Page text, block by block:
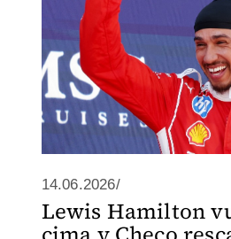
14.06.2026/
Lewis Hamilton